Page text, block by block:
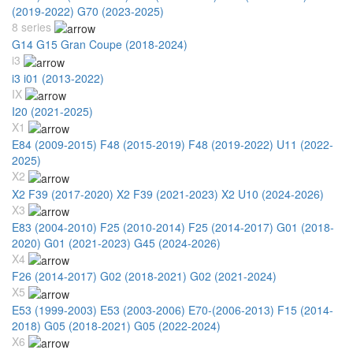
(2019-2022) G70 (2023-2025)
8 series
G14 G15 Gran Coupe (2018-2024)
i3
i3 i01 (2013-2022)
IX
I20 (2021-2025)
X1
E84 (2009-2015) F48 (2015-2019) F48 (2019-2022) U11 (2022-
2025)
X2
X2 F39 (2017-2020) X2 F39 (2021-2023) X2 U10 (2024-2026)
X3
E83 (2004-2010) F25 (2010-2014) F25 (2014-2017) G01 (2018-
2020) G01 (2021-2023) G45 (2024-2026)
X4
F26 (2014-2017) G02 (2018-2021) G02 (2021-2024)
X5
E53 (1999-2003) E53 (2003-2006) E70-(2006-2013) F15 (2014-
2018) G05 (2018-2021) G05 (2022-2024)
X6